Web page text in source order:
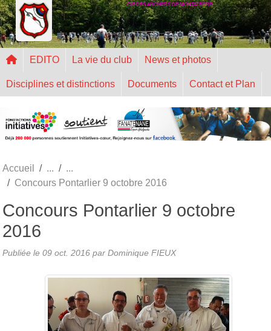
CIE DES ARCHERS DE MONTALEGRE
EDITO La vie du club News et photos
Disciplines et distinctions Documents Contact et Plan
Accueil
Concours Pontarlier 9 octobre 2016
Concours Pontarlier 9 octobre
2016
Publiée le 09 oct. 2016 par Dominique FIEUX
Panneau de gestion des cookies